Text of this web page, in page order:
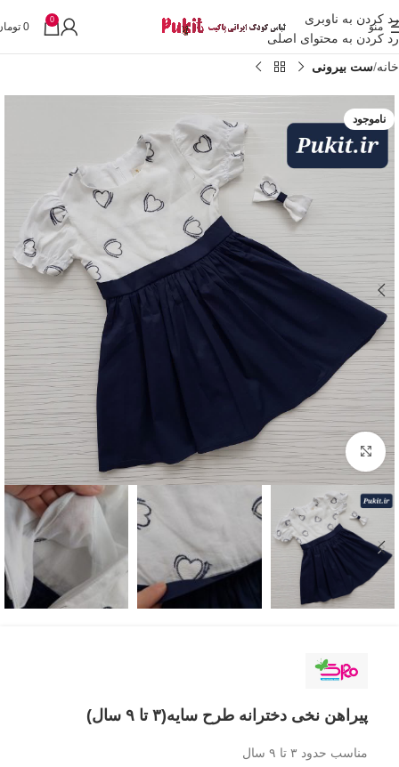
رد کردن به ناوبری
رد کردن به محتوای اصلی
منو
0
0
خانه ست بیرونی
ناموجود
بزرگنمایی تصویر
پیراهن نخی دخترانه طرح سایه(۳ تا ۹ سال)
مناسب حدود ۳ تا ۹ سال